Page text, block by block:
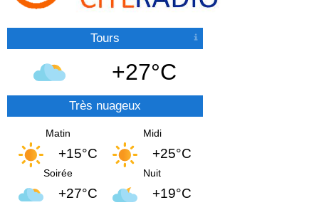
Tours
+27°C
Très nuageux
Matin
+15°C
Midi
+25°C
Soirée
+27°C
Nuit
+19°C